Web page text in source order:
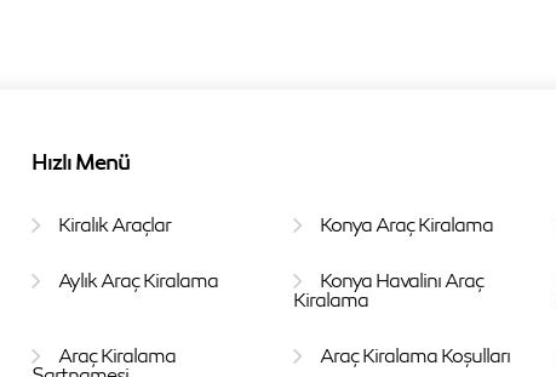
Hızlı Menü
Kiralık Araçlar Konya Araç Kiralama
Aylık Araç Kiralama Konya Havalinı Araç
Kiralama
Araç Kiralama Araç Kiralama Koşulları